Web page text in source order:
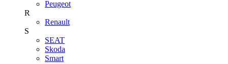
Peugeot
R
Renault
S
SEAT
Skoda
Smart